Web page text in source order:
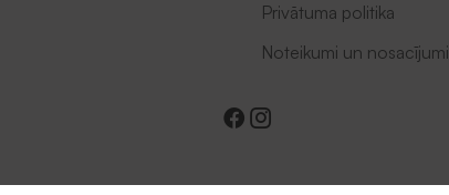
Privātuma politika
Noteikumi un nosacījumi